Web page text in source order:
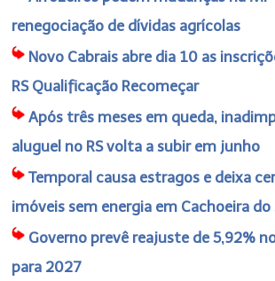
renegociação de dívidas agrícolas
Novo Cabrais abre dia 10 as
RS Qualificação Recomeçar
Após três meses em queda,
aluguel no RS volta a subir em junho
Temporal causa estragos e deixa
imóveis sem energia em Cachoeira do
Governo prevê reajuste de 5,92%
para 2027